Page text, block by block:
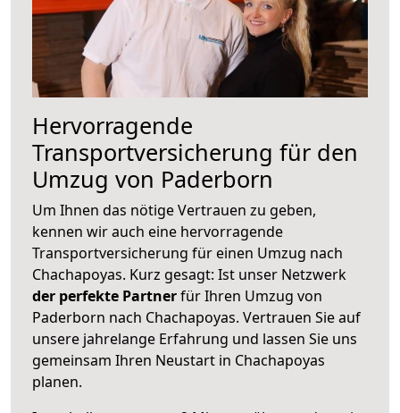
Hervorragende
Transportversicherung für den
Umzug von Paderborn
Um Ihnen das nötige Vertrauen zu geben,
kennen wir auch eine hervorragende
Transportversicherung für einen Umzug nach
Chachapoyas. Kurz gesagt: Ist unser Netzwerk
der perfekte Partnerfür Ihren Umzug von
Paderborn nach Chachapoyas. Vertrauen Sie auf
unsere jahrelange Erfahrung und lassen Sie uns
gemeinsam Ihren Neustart in Chachapoyas
planen.